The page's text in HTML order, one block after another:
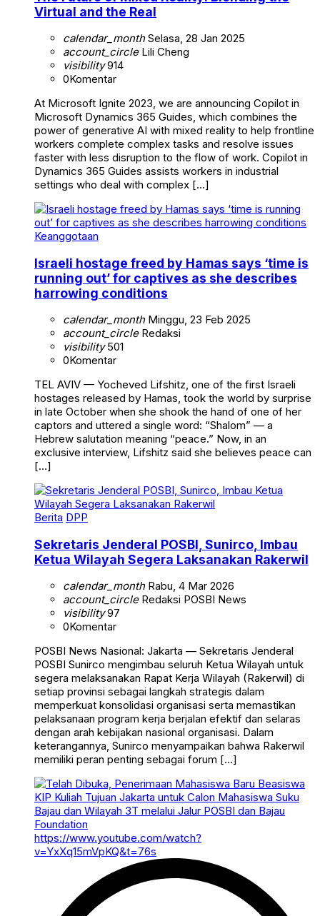
Virtual and the Real
calendar_monthSelasa, 28 Jan 2025
account_circleLili Cheng
visibility914
0Komentar
At Microsoft Ignite 2023, we are announcing Copilot in
Microsoft Dynamics 365 Guides, which combines the
power of generative AI with mixed reality to help frontline
workers complete complex tasks and resolve issues
faster with less disruption to the flow of work. Copilot in
Dynamics 365 Guides assists workers in industrial
settings who deal with complex […]
Keanggotaan
Israeli hostage freed by Hamas says ‘time is
running out’ for captives as she describes
harrowing conditions
calendar_monthMinggu, 23 Feb 2025
account_circleRedaksi
visibility501
0Komentar
TEL AVIV — Yocheved Lifshitz, one of the first Israeli
hostages released by Hamas, took the world by surprise
in late October when she shook the hand of one of her
captors and uttered a single word: “Shalom” — a
Hebrew salutation meaning “peace.” Now, in an
exclusive interview, Lifshitz said she believes peace can
[…]
Berita DPP
Sekretaris Jenderal POSBI, Sunirco, Imbau
Ketua Wilayah Segera Laksanakan Rakerwil
calendar_monthRabu, 4 Mar 2026
account_circleRedaksi POSBI News
visibility97
0Komentar
POSBI News Nasional: Jakarta — Sekretaris Jenderal
POSBI Sunirco mengimbau seluruh Ketua Wilayah untuk
segera melaksanakan Rapat Kerja Wilayah (Rakerwil) di
setiap provinsi sebagai langkah strategis dalam
memperkuat konsolidasi organisasi serta memastikan
pelaksanaan program kerja berjalan efektif dan selaras
dengan arah kebijakan nasional organisasi. Dalam
keterangannya, Sunirco menyampaikan bahwa Rakerwil
memiliki peran penting sebagai forum […]
https://www.youtube.com/watch?
v=YxXq15mVpKQ&t=76s